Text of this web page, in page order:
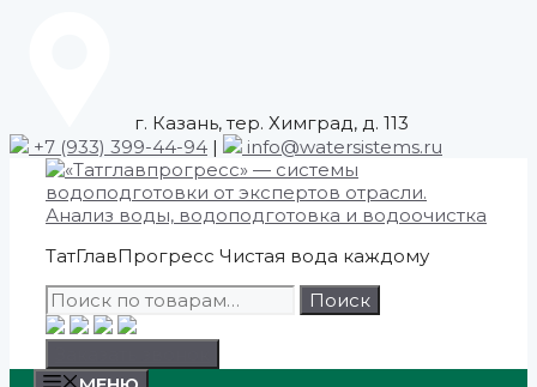
г. Казань, тер. Химград, д. 113
+7 (933) 399-44-94 | info@watersistems.ru
ТатГлавПрогресс Чистая вода каждому
Искать:
Поиск